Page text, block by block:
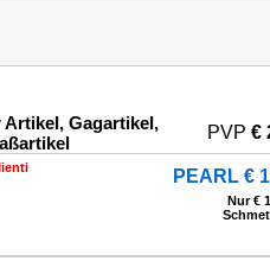
Gagartikel,
PVP €
PEARL €
Nur €